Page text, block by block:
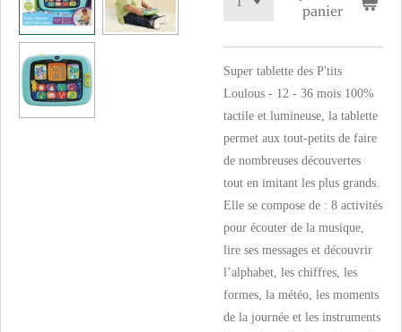
panier
Super tablette des P'tits
Loulous - 12 - 36 mois 100%
tactile et lumineuse, la tablette
permet aux tout-petits de faire
de nombreuses découvertes
tout en imitant les plus grands.
Elle se compose de : 8 activités
pour écouter de la musique,
lire ses messages et découvrir
l’alphabet, les chiffres, les
formes, la météo, les moments
de la journée et les instruments